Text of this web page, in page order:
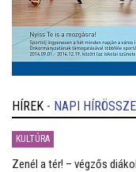
HÍREK - NAPI
KULTÚRA
Zenél a tér! – végzős